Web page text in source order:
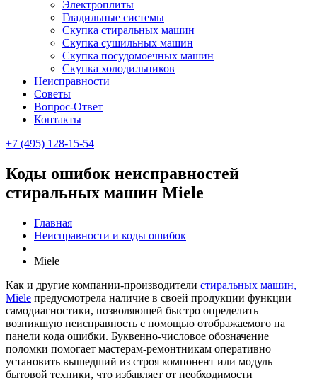
Электроплиты
Гладильные системы
Скупка стиральных машин
Скупка сушильных машин
Скупка посудомоечных машин
Скупка холодильников
Неисправности
Советы
Вопрос-Ответ
Контакты
+7 (495) 128-15-54
Коды ошибок неисправностей
стиральных машин Miele
Главная
Неисправности и коды ошибок
Miele
Как и другие компании-производители стиральных машин,
Miele предусмотрела наличие в своей продукции функции
самодиагностики, позволяющей быстро определить
возникшую неисправность с помощью отображаемого на
панели кода ошибки. Буквенно-числовое обозначение
поломки помогает мастерам-ремонтникам оперативно
установить вышедший из строя компонент или модуль
бытовой техники, что избавляет от необходимости